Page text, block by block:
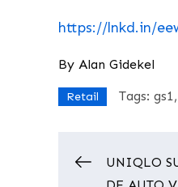
https://lnkd.in/
By Alan Gidekel
Retail Tags: gs1
UNIQLO